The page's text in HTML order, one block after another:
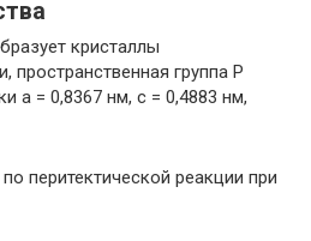
кристаллы
пространственная группа P
a = 0,8367 нм, c = 0,4883 нм,
перитектической реакции при